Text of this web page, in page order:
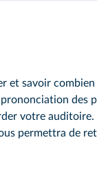
et savoir
des
votre auditoire.
permettra de